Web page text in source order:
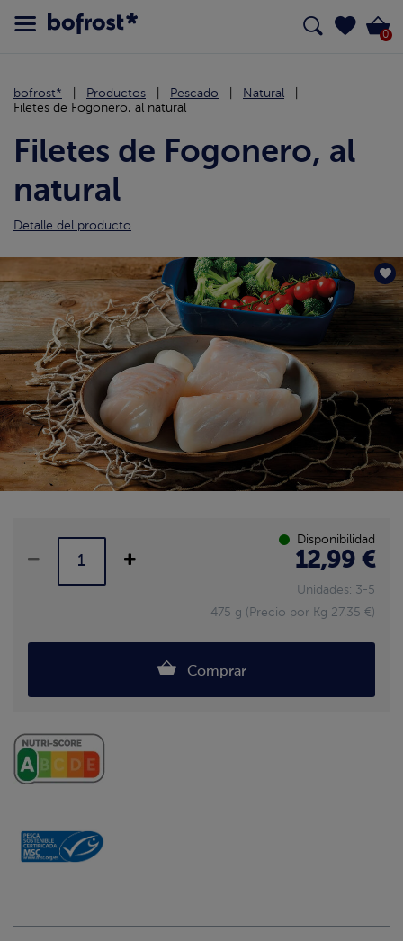
0
bofrost* Productos Pescado
Natural
Filetes de Fogonero, al natural
Filetes de Fogonero, al
natural
Detalle del producto
Disponibilidad
12,99 €
Unidades: 3-5
475 g (Precio por Kg 27.35 €)
Comprar